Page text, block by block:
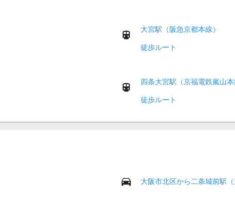
大宮駅（阪急京都本線）
徒歩ルート
四条大宮駅（京福電鉄嵐山
徒歩ルート
大阪市北区から二条城前駅